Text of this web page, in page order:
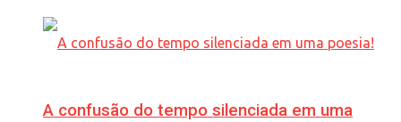
A confusão do tempo silenciada em uma